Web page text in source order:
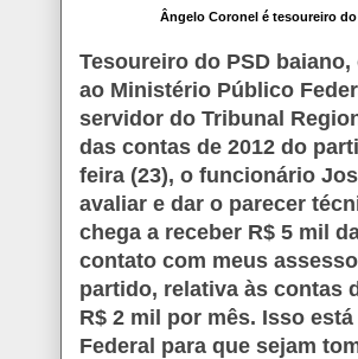
Ângelo Coronel é tesoureiro
Tesoureiro do PSD
ao Ministério Público
servidor do Tribunal
das contas de 2012 do
feira (23), o funcionário
avaliar e dar o parecer
chega a receber R$ 5 mil
contato com meus
partido, relativa às contas
R$ 2 mil por mês. Isso
Federal para que sejam